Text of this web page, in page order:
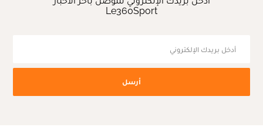
Le360Sport
أرسل